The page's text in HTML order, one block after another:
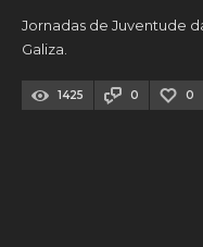
Jornadas de Juventude
Galiza.
1425 0 0